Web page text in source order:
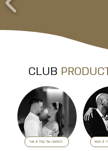
CLUB
החתונה של קורל & אורי & תומר